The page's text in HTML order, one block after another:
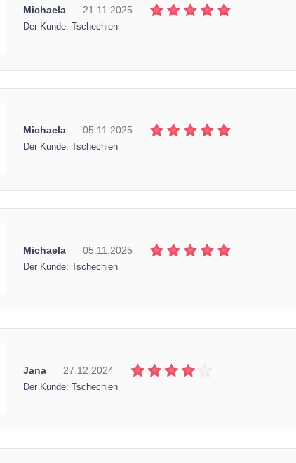
Michaela 21.11.2025
Der Kunde: Tschechien
Michaela 05.11.2025
Der Kunde: Tschechien
Michaela 05.11.2025
Der Kunde: Tschechien
Jana 27.12.2024
Der Kunde: Tschechien